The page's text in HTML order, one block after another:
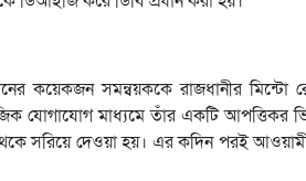
কয়েকজন সমন্বয়ককে রাজধানীর মিন্টো
যোগাযোগ মাধ্যমে তাঁর একটি আপত্তিকর
সরিয়ে দেওয়া হয়। এর কদিন পরই